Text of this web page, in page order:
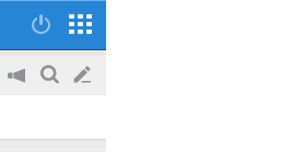
공
on/off
검
글
쓰